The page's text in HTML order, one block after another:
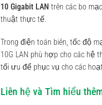
10 Gigabit LAN trên các bo
thuật thực tế.
Trong điện toán biên, tốc độ
10G LAN phù hợp cho các
tối ưu để phục vụ cho các
Liên hệ và Tìm hiểu